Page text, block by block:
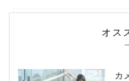
オス
カ